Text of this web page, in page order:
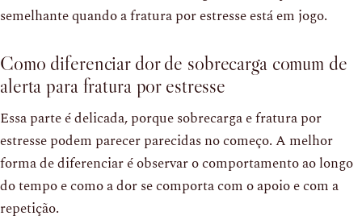
semelhante quando a fratura por estresse está em jogo.
Como diferenciar dor de sobrecarga comum de
alerta para fratura por estresse
Essa parte é delicada, porque sobrecarga e fratura por
estresse podem parecer parecidas no começo. A melhor
forma de diferenciar é observar o comportamento ao longo
do tempo e como a dor se comporta com o apoio e com a
repetição.